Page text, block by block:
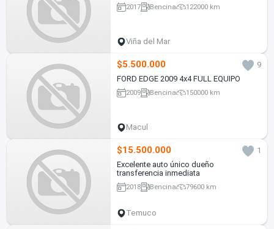
2017 Bencina 122000 km
Viña del Mar
$5.500.000
9
FORD EDGE 2009 4x4 FULL EQUIPO
2009 Bencina 150000 km
Macul
$15.500.000
1
Excelente auto único dueño
transferencia inmediata
2018 Bencina 79600 km
Temuco